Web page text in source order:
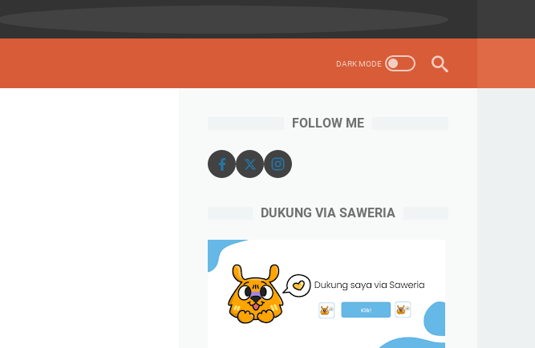
FOLLOW ME
DUKUNG VIA SAWERIA